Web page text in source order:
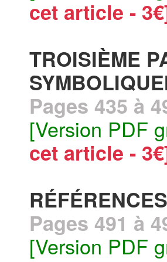
cet article -
TROISIÈME
Pages 435 à
[Version PDF
cet article -
RÉFÉRENCES
Pages 491 à
[Version PDF